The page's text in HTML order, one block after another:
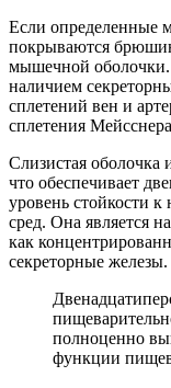
Если определенные
покрываются
мышечной оболочки.
наличием
сплетений вен и
сплетения
Слизистая оболочка
что обеспечивает
уровень стойкости
сред. Она является
как
секреторные железы.
полноценно
функции